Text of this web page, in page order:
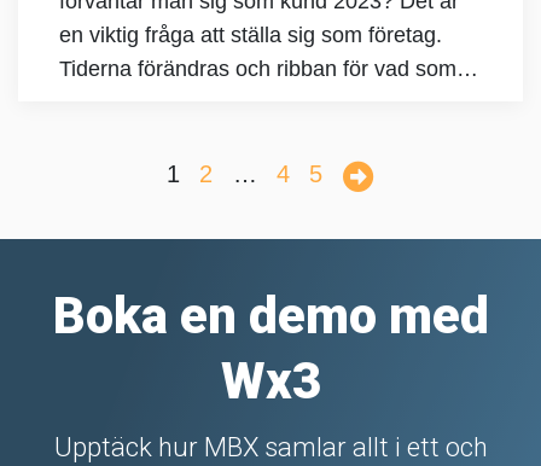
en viktig fråga att ställa sig som företag.
Tiderna förändras och ribban för vad som…
1 2 … 4 5
Boka en demo med
Wx3
Upptäck hur MBX samlar allt i ett och